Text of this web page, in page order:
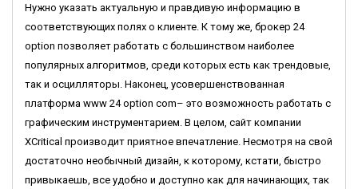
Нужно указать актуальную и правдивую информацию в
соответствующих полях о клиенте. К тому же, брокер 24
option позволяет работать с большинством наиболее
популярных алгоритмов, среди которых есть как трендовые,
так и осцилляторы. Наконец, усовершенствованная
платформа www 24 option com– это возможность работать с
графическим инструментарием. В целом, сайт компании
XCritical производит приятное впечатление. Несмотря на свой
достаточно необычный дизайн, к которому, кстати, быстро
привыкаешь, все удобно и доступно как для начинающих, так